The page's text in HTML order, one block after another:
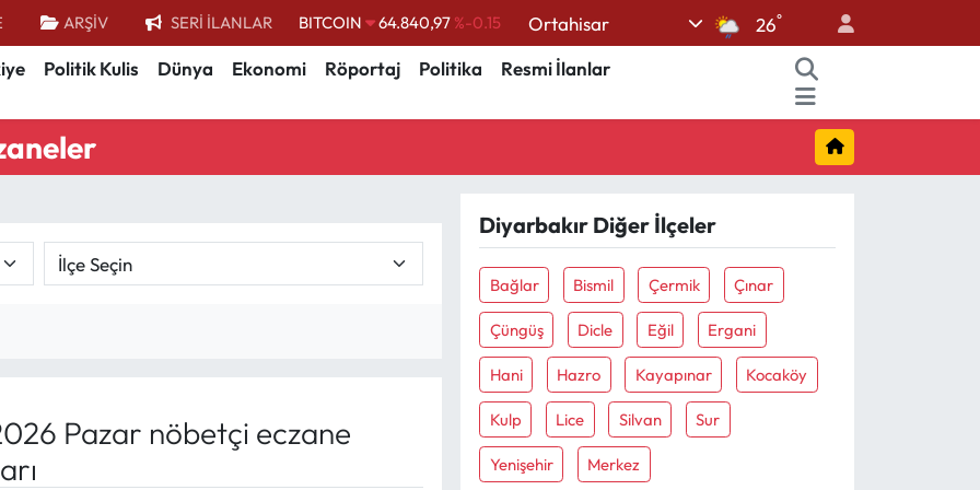
ARŞİV SERİ İLANLAR
DOLAR
47,7436%0.18
EURO
55,2510
STERLİN
64,4811%0.38
Ortahisar 26°
Politik Kulis Dünya Ekonomi Röportaj Politika
Resmi İlanlar
Pazar nöbetçi eczane
Diyarbakır Diğer İlçeler
Bağlar Bismil Çermik Çınar
Çüngüş Dicle Eğil Ergani
Hani Hazro Kayapınar Kocaköy
Kulp Lice Silvan Sur
Yenişehir Merkez